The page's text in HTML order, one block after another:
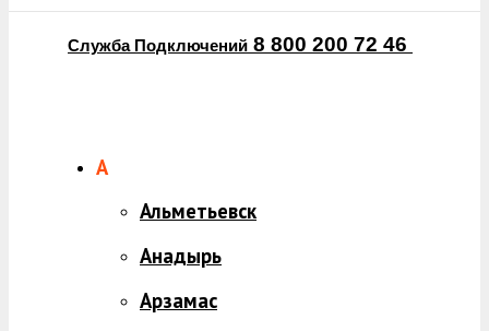
Служба Подключений 8 800 200 72 46
А
Альметьевск
Анадырь
Арзамас